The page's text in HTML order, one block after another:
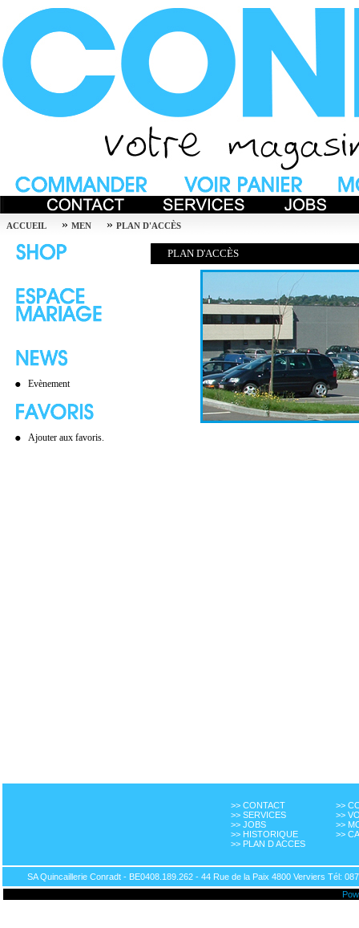
ACCUEIL » MEN » PLAN D'ACCÈS
Evènement
Ajouter aux favoris.
PLAN D'ACCÈS
>> CONTACT
>> SERVICES
>> JOBS
>> HISTORIQUE
>> PLAN D ACCES
>>
>>
>>
>>
SA Quincaillerie Conradt - BE0408.189.262 - 44 Rue de la Paix 4800 Verviers Tél: